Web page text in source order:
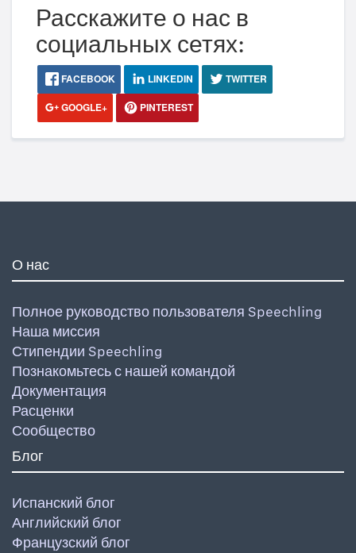
Расскажите о нас в
социальных сетях:
FACEBOOK LINKEDIN
TWITTER
GOOGLE+
PINTEREST
О нас
Полное руководство пользователя Speechling
Наша миссия
Стипендии Speechling
Познакомьтесь с нашей командой
Документация
Расценки
Сообщество
Блог
Испанский блог
Английский блог
Французский блог